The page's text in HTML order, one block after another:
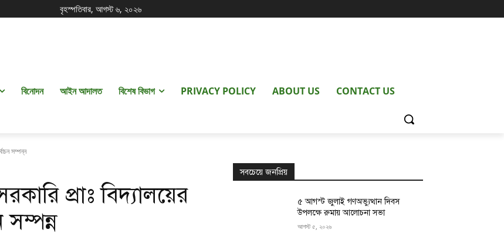
বৃহস্পতিবার, আগস্ট ৬, ২০২৬
বিনোদন আইন আদালত বিশেষ বিভাগ PRIVACY POLICY ABOUT US CONTACT US
সম্পন্ন
প্রাঃ বিদ্যালয়ের
সম্পন্ন
সবচেয়ে জনপ্রিয়
৫ আগস্ট জুলাই গণঅভ্যুত্থান দিবস
উপলক্ষে রুমায় আলোচনা সভা
আগস্ট ৫, ২০২৬